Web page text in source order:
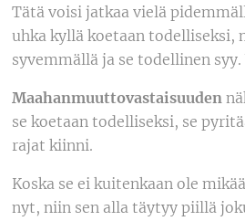
Tätä voisi jatkaa vielä
uhka kyllä koetaan todelliseksi,
syvemmällä ja se todellinen
Maahanmuuttovastaisuuden
se koetaan todelliseksi, se
rajat kiinni.
Koska se ei kuitenkaan ole
nyt, niin sen alla täytyy piillä